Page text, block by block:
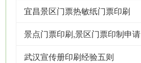
宜昌景区门票热敏纸门票印刷
景点门票印刷,景区门票印制申请
武汉宣传册印刷经验五则